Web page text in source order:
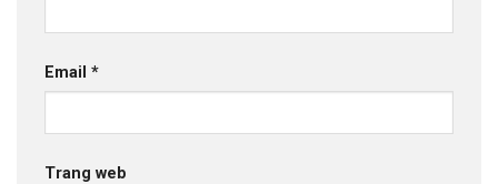
Email *
Trang web